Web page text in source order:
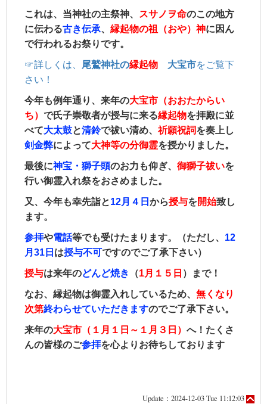
これは、当神社の主祭神、 スサノヲ命のこの地方
に伝わる古き伝承、 縁起物の祖（おや）神に因ん
で行われるお祭りです。
☞詳しくは、 尾鷲神社の縁起物 大宝市をご覧下
さい！
今年も例年通り、来年の大宝市（おおたからい
ち） で氏子崇敬者が授与に来る縁起物を拝殿に並
べて大太鼓と清鈴で祓い清め、 祈願祝詞を奏上 し
剣金弊によって大神等の分御霊を授かりました。
最後に神宝・獅子頭のお力も仰ぎ、 御獅子祓いを
行い御霊入れ祭をおさめました。
又、今年も幸先詣と12月４日 から授与を開始致し
ます。
参拝や電話等でも受けたまります。（ただし、 12
月31日 は授与不可ですのでご了承下さい）
授与は来年のどんど焼き （1月１５日 ）まで！
なお、縁起物は御霊入れしているため、 無くなり
次第終わらせていただきますのでご了承下さい。
来年の大宝市（１月１日～１月３日） へ！たくさ
んの皆様のご参拝を心よりお待ちしております
Update：2024-12-03 Tue 11:12:03